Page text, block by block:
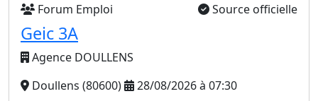
Forum Emploi Source officielle
Geic 3A
Agence DOULLENS
Doullens (80600)
28/08/2026 à 07:30